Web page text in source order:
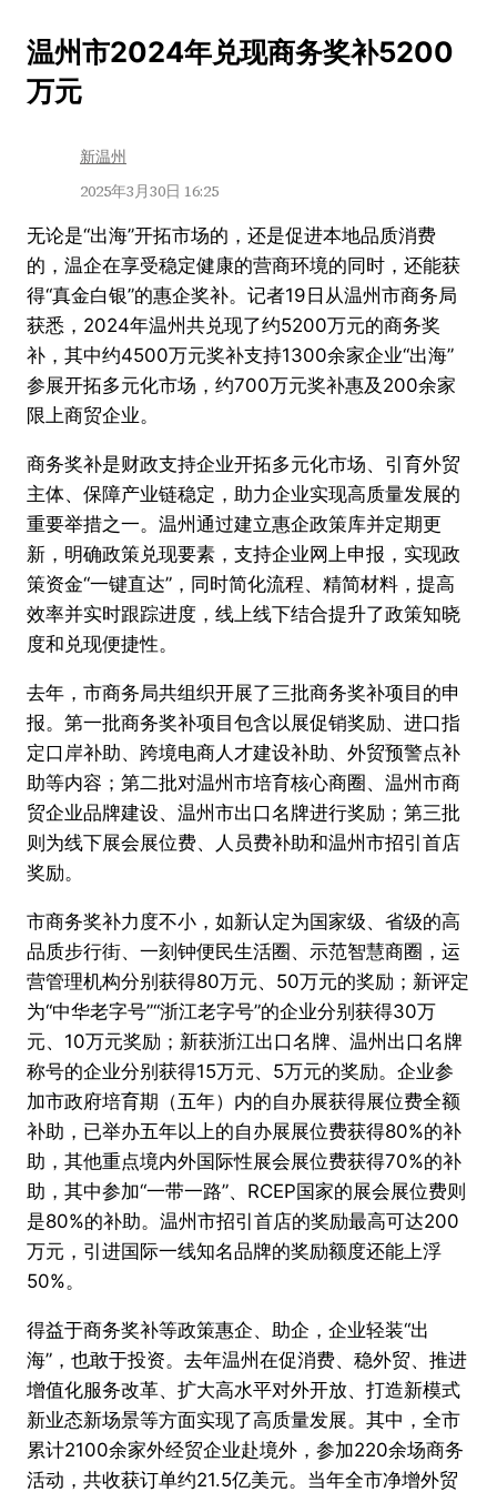
温州市2024年兑现商务奖补5200
万元
新温州
2025年3月30日 16:25
无论是“出海”开拓市场的，还是促进本地品质消费
的，温企在享受稳定健康的营商环境的同时，还能获
得“真金白银”的惠企奖补。记者19日从温州市商务局
获悉，2024年温州共兑现了约5200万元的商务奖
补，其中约4500万元奖补支持1300余家企业“出海”
参展开拓多元化市场，约700万元奖补惠及200余家
限上商贸企业。
商务奖补是财政支持企业开拓多元化市场、引育外贸
主体、保障产业链稳定，助力企业实现高质量发展的
重要举措之一。温州通过建立惠企政策库并定期更
新，明确政策兑现要素，支持企业网上申报，实现政
策资金“一键直达”，同时简化流程、精简材料，提高
效率并实时跟踪进度，线上线下结合提升了政策知晓
度和兑现便捷性。
去年，市商务局共组织开展了三批商务奖补项目的申
报。第一批商务奖补项目包含以展促销奖励、进口指
定口岸补助、跨境电商人才建设补助、外贸预警点补
助等内容；第二批对温州市培育核心商圈、温州市商
贸企业品牌建设、温州市出口名牌进行奖励；第三批
则为线下展会展位费、人员费补助和温州市招引首店
奖励。
市商务奖补力度不小，如新认定为国家级、省级的高
品质步行街、一刻钟便民生活圈、示范智慧商圈，运
营管理机构分别获得80万元、50万元的奖励；新评定
为“中华老字号”“浙江老字号”的企业分别获得30万
元、10万元奖励；新获浙江出口名牌、温州出口名牌
称号的企业分别获得15万元、5万元的奖励。企业参
加市政府培育期（五年）内的自办展获得展位费全额
补助，已举办五年以上的自办展展位费获得80%的补
助，其他重点境内外国际性展会展位费获得70%的补
助，其中参加“一带一路”、RCEP国家的展会展位费则
是80%的补助。温州市招引首店的奖励最高可达200
万元，引进国际一线知名品牌的奖励额度还能上浮
50%。
得益于商务奖补等政策惠企、助企，企业轻装“出
海”，也敢于投资。去年温州在促消费、稳外贸、推进
增值化服务改革、扩大高水平对外开放、打造新模式
新业态新场景等方面实现了高质量发展。其中，全市
累计2100余家外经贸企业赴境外，参加220余场商务
活动，共收获订单约21.5亿美元。当年全市净增外贸